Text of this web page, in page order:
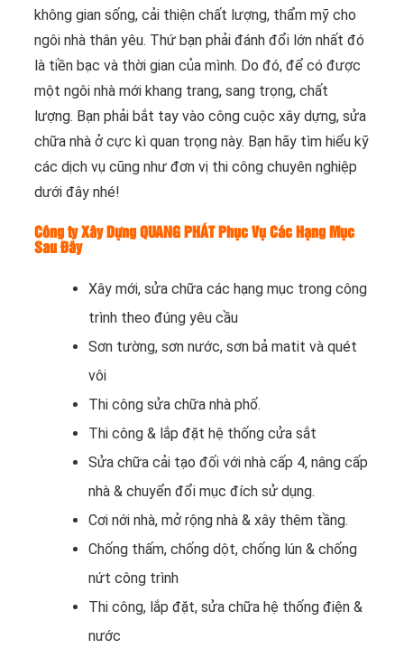
không gian sống, cải thiện chất lượng, thẩm mỹ cho
ngôi nhà thân yêu. Thứ bạn phải đánh đổi lớn nhất đó
là tiền bạc và thời gian của mình. Do đó, để có được
một ngôi nhà mới khang trang, sang trọng, chất
lượng. Bạn phải bắt tay vào công cuộc xây dựng, sửa
chữa nhà ở cực kì quan trọng này. Bạn hãy tìm hiểu kỹ
các dịch vụ cũng như đơn vị thi công chuyên nghiệp
dưới đây nhé!
Công ty Xây Dựng QUANG PHÁT Phục Vụ Các Hạng Mục
Sau Đây
Xây mới, sửa chữa các hạng mục trong công
trình theo đúng yêu cầu
Sơn tường, sơn nước, sơn bả matit và quét
vôi
Thi công sửa chữa nhà phố.
Thi công & lắp đặt hệ thống cửa sắt
Sửa chữa cải tạo đối với nhà cấp 4, nâng cấp
nhà & chuyển đổi mục đích sử dụng.
Cơi nới nhà, mở rộng nhà & xây thêm tầng.
Chống thấm, chống dột, chống lún & chống
nứt công trình
Thi công, lắp đặt, sửa chữa hệ thống điện &
nước